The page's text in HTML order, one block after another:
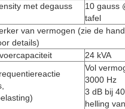
met degauss
10 gauss
tafel
van vermogen (zie de
details)
24 kVA
Vol
3000 Hz
3 dB bij
helling